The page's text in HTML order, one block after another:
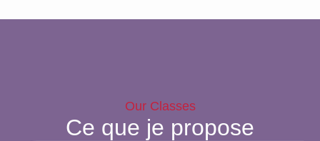
Our Classes
Ce que je propose